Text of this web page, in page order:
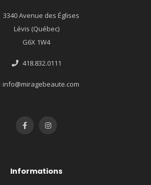
3340 Avenue des Églises
Lévis (Québec)
G6X 1W4
418.832.0111
info@miragebeaute.com
Informations